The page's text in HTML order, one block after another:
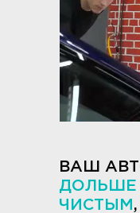
ВАШ
ДОЛЬШЕ
ЧИСТЫМ